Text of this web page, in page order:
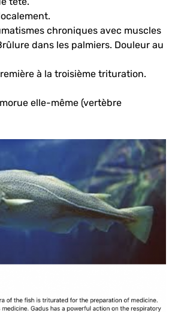
chroniques avec muscles
dans les palmiers. Douleur au
à la troisième trituration.
elle-même (vertèbre